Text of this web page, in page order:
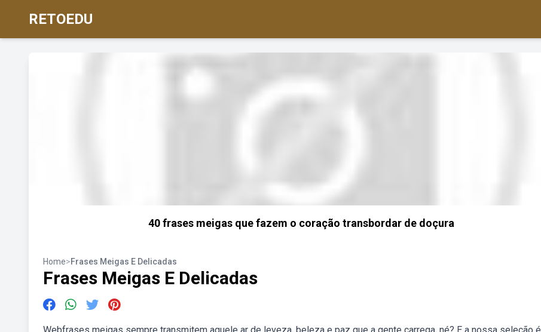
RETOEDU
40 frases meigas que fazem o coração transbordar de doçura
Home>Frases Meigas E Delicadas
Frases Meigas E Delicadas